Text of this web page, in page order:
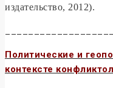
издательство, 2012).
Политические и
контексте